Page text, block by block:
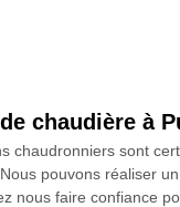
chaudière à
chaudronniers sont
pouvons réaliser
nous faire confiance